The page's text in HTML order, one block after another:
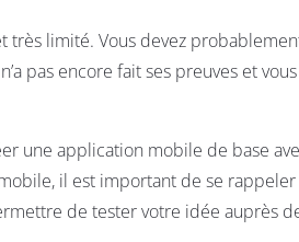
très limité. Vous devez
pas encore fait ses preuves et vous
une application mobile de base
il est important de se rappeler
de tester votre idée auprès